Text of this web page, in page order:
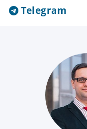
Telegram